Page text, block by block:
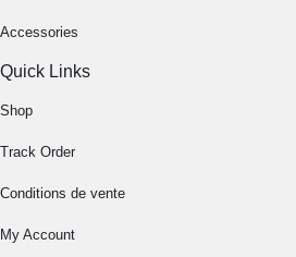
Accessories
Quick Links
Shop
Track Order
Conditions de vente
My Account